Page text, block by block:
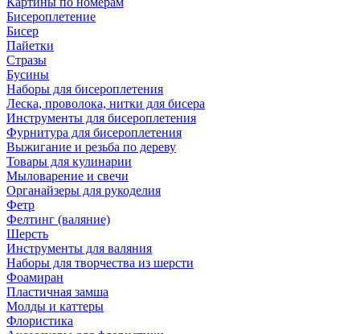
Бисероплетение
Бисер
Пайетки
Стразы
Бусины
Наборы для бисероплетения
Леска, проволока, нитки для бисера
Инструменты для бисероплетения
Фурнитура для бисероплетения
Выжигание и резьба по дереву
Товары для кулинарии
Мыловарение и свечи
Органайзеры для рукоделия
Фетр
Фелтинг (валяние)
Шерсть
Инструменты для валяния
Наборы для творчества из шерсти
Фоамиран
Пластичная замша
Молды и каттеры
Флористика